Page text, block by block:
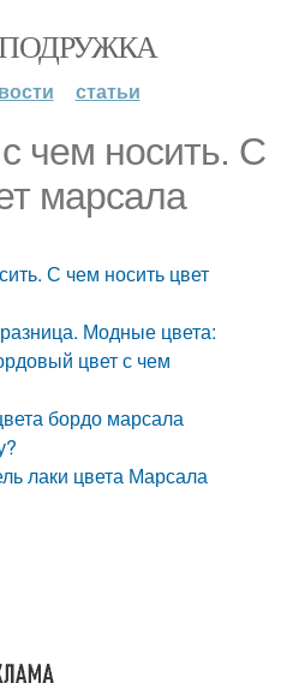
статьи
чем носить. С
марсала
С чем носить цвет
Модные цвета:
цвет с чем
бордо марсала
лаки цвета Марсала